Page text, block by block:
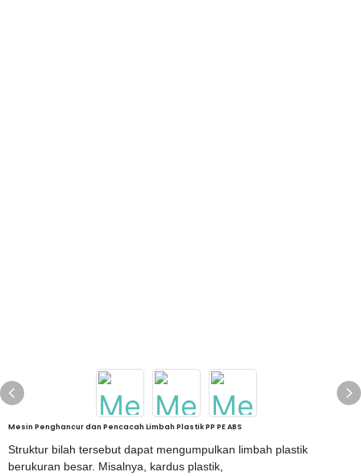
Mesin Penghancur dan Pencacah Limbah Plastik PP PE ABS
Struktur bilah tersebut dapat mengumpulkan limbah plastik
berukuran besar. Misalnya, kardus plastik,